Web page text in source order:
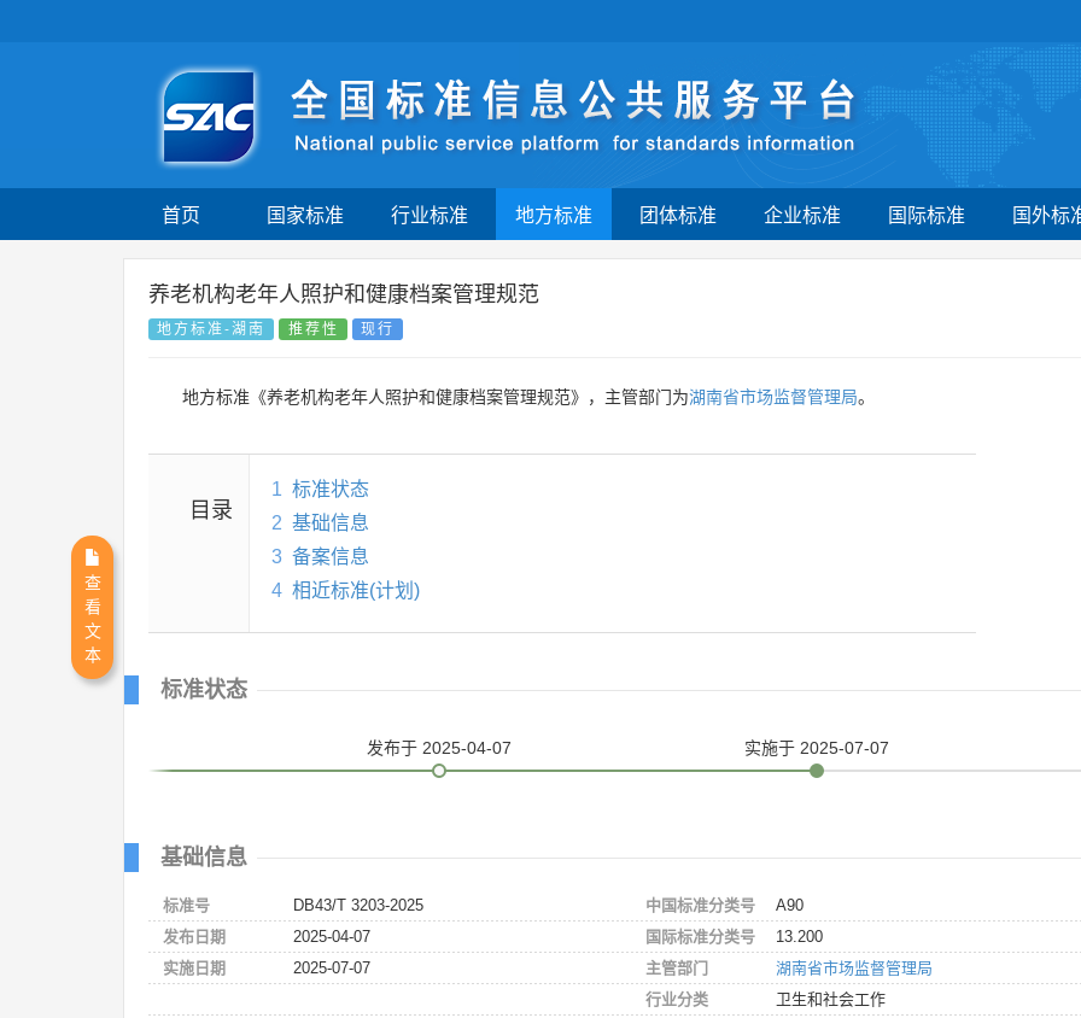
首页 国家标准 行业标准 地方标准 团体标准 企业标准 国际标准 国外标
养老机构老年人照护和健康档案管理规范
地方标准-湖南 推荐性 现行
地方标准《养老机构老年人照护和健康档案管理规范》，主管部门为湖南省市场监督管理局。
目录
1 标准状态
2 基础信息
3 备案信息
4 相近标准(计划)
标准状态
发布于 2025-04-07 实施于 2025-07-07
基础信息
标准号
DB43/T 3203-2025
发布日期
2025-04-07
实施日期
2025-07-07
中国标准分类号
A90
国际标准分类号
13.200
主管部门
湖南省市场监督管理局
行业分类
卫生和社会工作
查
看
文
本